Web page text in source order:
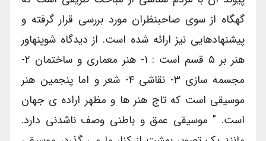
گهگاه از سوی صاحبنظران مورد بررسی قرار گرفته و
پیشنهادهایی نیز ارائه شده است. از دیدگاه شوپنهاور
هنر بر ۵ قسم است : ۱- هنر معماری و ساختمان ۲-
مجسمه سازی ۳- نقاشی ۴- شعر و اما پنجمین هنر
موسیقی است که تاج هنر ها و مظهر اراده ی جهان
است. ” موسیقی عمق و باطنی وصف ناشدنی دارد.